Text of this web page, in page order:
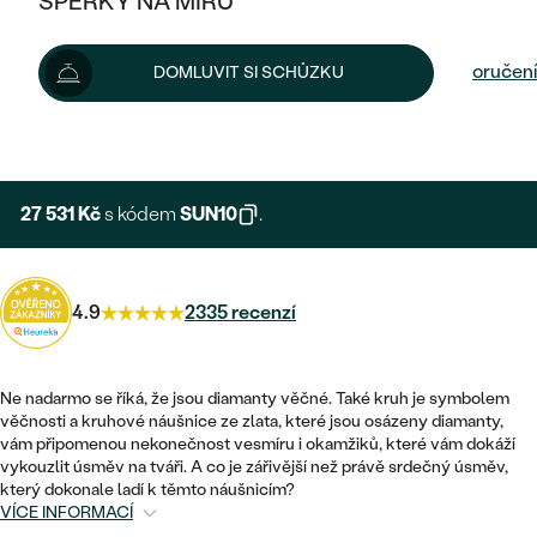
KOMBINOVANÉ ZLATO
DLE STYLU
BEZ KAMENE
VYKROJENÉ
NETRADIČNÍ
TEPANÉ
POSTRANNÍ KAMENY
HALO
VINTAGE
NETRADIČNÍ
SESTAV SI SVŮJ PRSTEN
ZAČÍT S PRSTENEM
ZAČÍT S DIAMANTEM
VÝPRODEJ
KDYŽ ŠPERKY POMÁHAJÍ
DLE TYPU
PRSTENY
PŘÍVĚSKY
NÁRAMKY
SETY
PÁNSKÉ ŠPERKY
PLATINOVÉ
PECKOVÉ
MINIMALISTICKÉ
SOLITÉR
VE TVARU SRDCE
ZLATÉ
STŘÍBRNÉ
SOLITÉR
NAROZENÍ DÍTĚTE
PERSONALIZOVANÉ
SE ZNAMENÍM ZVĚROKRUHU
MINIMALISTICKÉ
ŠPERKY SKLADEM
VÝPRODEJ
DLE MATERIÁLU
STŘÍBRNÉ
PLATINOVÉ
DLE STYLU
ETERNITY
DOMLUVIT SI SCHŮZKU
30 590 Kč
Šperk vám doručíme do 3 - 4 týdnů. Možnosti doručení
27 531 Kčs kódem SUN10 .
4.9 2335 recenzí
Ne nadarmo se říká, že jsou diamanty věčné. Také kruh je symbolem
věčnosti a kruhové náušnice ze zlata, které jsou osázeny diamanty,
vám připomenou nekonečnost vesmíru i okamžiků, které vám dokáží
vykouzlit úsměv na tváři. A co je zářivější než právě srdečný úsměv,
který dokonale ladí k těmto náušnicím?
VÍCE INFORMACÍ